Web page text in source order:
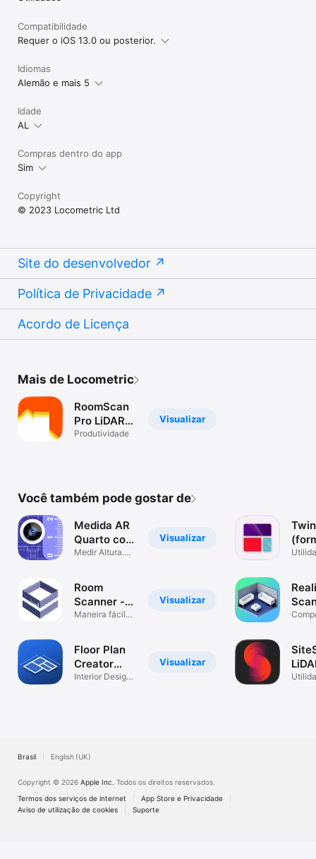
Compatibilidade
Requer o iOS 13.0 ou posterior.
Idiomas
Alemão e mais 5
Idade
AL
Compras dentro do app
Sim
Copyright
© 2023 Locometric Ltd
Site do desenvolvedor
Política de Privacidade
Acordo de Licença
Mais de Locometric
Visualizar
RoomScan
Pro LiDAR
floor plans
Produtividade
Você também pode gostar de
Visualizar
Medida AR
Quarto com
Câmera 3D
Medir Altura.
Visualizar
Room
Scanner -
Escáner
Maneira fácil
Visualizar
Floor Plan
Creator
Room
Interior Design
Brasil English (UK)
Copyright © 2026 Apple Inc. Todos os direitos reservados.
Termos dos serviços de internet
App Store e Privacidade
Aviso de utilização de cookies
Suporte